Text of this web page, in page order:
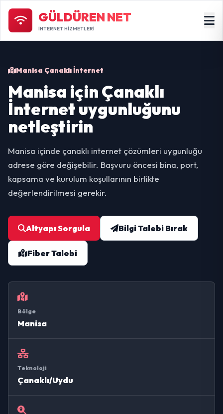
GÜLDÜREN NET
İNTERNET HİZMETLERİ
Manisa Çanaklı İnternet
Manisa için Çanaklı
İnternet uygunluğunu
netleştirin
Manisa içinde çanaklı internet çözümleri uygunluğu
adrese göre değişebilir. Başvuru öncesi bina, port,
kapsama ve kurulum koşullarının birlikte
değerlendirilmesi gerekir.
Altyapı Sorgula Bilgi Talebi Bırak
Fiber Talebi
Bölge
Manisa
Teknoloji
Çanaklı/Uydu